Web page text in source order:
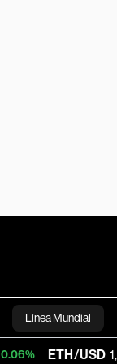
Línea Mundial
Bloomberg
USD 1,918.79